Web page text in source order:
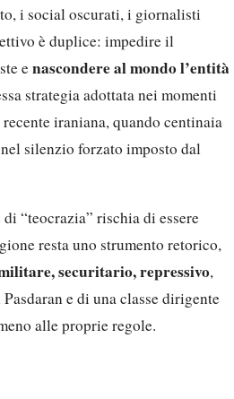
i social oscurati, i giornalisti
è duplice: impedire il
enascondere al mondo l’entità
strategia adottata nei momenti
iraniana, quando centinaia
silenzio forzato imposto dal
“teocrazia” rischia di essere
resta uno strumento retorico,
securitario, repressivo,
e di una classe dirigente
alle proprie regole.